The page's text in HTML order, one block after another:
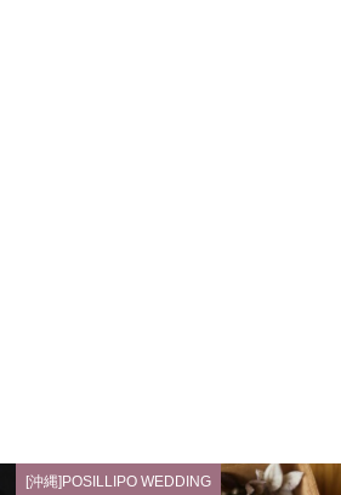
[沖縄]POSILLIPO WEDDING